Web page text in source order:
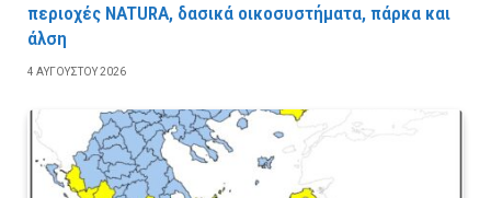
περιοχές NATURA, δασικά οικοσυστήματα, πάρκα και
άλση
4 ΑΥΓΟΎΣΤΟΥ 2026